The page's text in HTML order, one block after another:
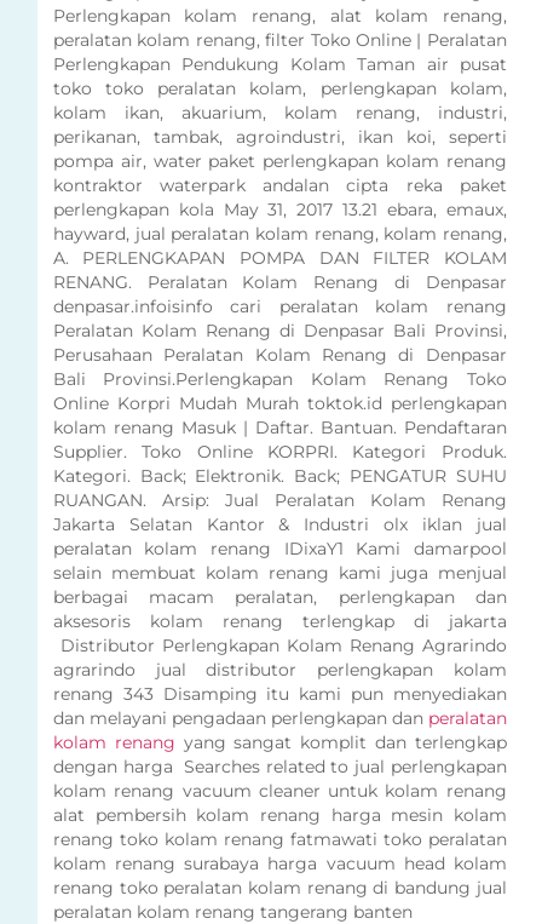
Perlengkapan kolam renang, alat kolam renang,
peralatan kolam renang, filter Toko Online | Peralatan
Perlengkapan Pendukung Kolam Taman air pusat
toko toko peralatan kolam, perlengkapan kolam,
kolam ikan, akuarium, kolam renang, industri,
perikanan, tambak, agroindustri, ikan koi, seperti
pompa air, water paket perlengkapan kolam renang
kontraktor waterpark andalan cipta reka paket
perlengkapan kola May 31, 2017 13.21 ebara, emaux,
hayward, jual peralatan kolam renang, kolam renang,
A. PERLENGKAPAN POMPA DAN FILTER KOLAM
RENANG. Peralatan Kolam Renang di Denpasar
denpasar.infoisinfo cari peralatan kolam renang
Peralatan Kolam Renang di Denpasar Bali Provinsi,
Perusahaan Peralatan Kolam Renang di Denpasar
Bali Provinsi.Perlengkapan Kolam Renang Toko
Online Korpri Mudah Murah toktok.id perlengkapan
kolam renang Masuk | Daftar. Bantuan. Pendaftaran
Supplier. Toko Online KORPRI. Kategori Produk.
Kategori. Back; Elektronik. Back; PENGATUR SUHU
RUANGAN. Arsip: Jual Peralatan Kolam Renang
Jakarta Selatan Kantor & Industri olx iklan jual
peralatan kolam renang IDixaY1 Kami damarpool
selain membuat kolam renang kami juga menjual
berbagai macam peralatan, perlengkapan dan
aksesoris kolam renang terlengkap di jakarta
Distributor Perlengkapan Kolam Renang Agrarindo
agrarindo jual distributor perlengkapan kolam
renang 343 Disamping itu kami pun menyediakan
dan melayani pengadaan perlengkapan dan peralatan
kolam renang yang sangat komplit dan terlengkap
dengan harga Searches related to jual perlengkapan
kolam renang vacuum cleaner untuk kolam renang
alat pembersih kolam renang harga mesin kolam
renang toko kolam renang fatmawati toko peralatan
kolam renang surabaya harga vacuum head kolam
renang toko peralatan kolam renang di bandung jual
peralatan kolam renang tangerang banten